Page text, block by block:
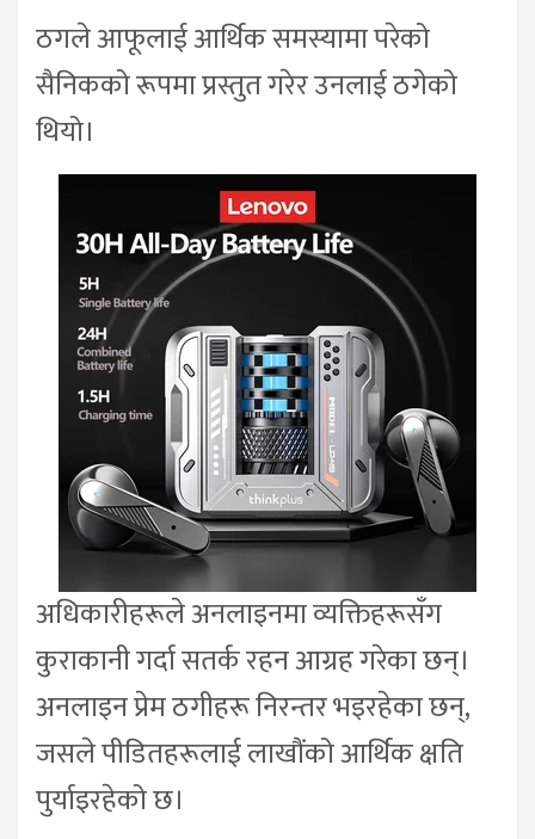
ठगले आफूलाई आर्थिक समस्यामा परेको
सैनिकको रूपमा प्रस्तुत गरेर उनलाई ठगेको
थियो।
अधिकारीहरूले अनलाइनमा व्यक्तिहरूसँग
कुराकानी गर्दा सतर्क रहन आग्रह गरेका छन्।
अनलाइन प्रेम ठगीहरू निरन्तर भइरहेका छन्,
जसले पीडितहरूलाई लाखौंको आर्थिक क्षति
पुर्याइरहेको छ।